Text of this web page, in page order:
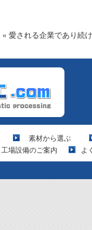
« 愛される企業であり続
素材から選ぶ
工場設備のご案内
よ